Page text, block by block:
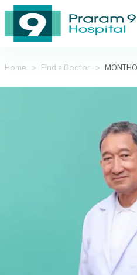
Home > Find a Doctor >